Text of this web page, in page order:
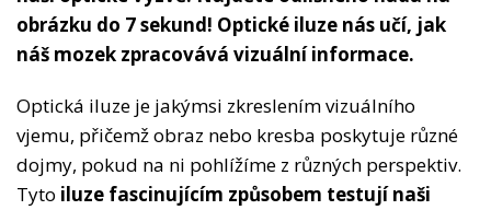
obrázku do 7 sekund! Optické iluze nás učí, jak
náš mozek zpracovává vizuální informace.
Optická iluze je jakýmsi zkreslením vizuálního
vjemu, přičemž obraz nebo kresba poskytuje různé
dojmy, pokud na ni pohlížíme z různých perspektiv.
Tyto iluze fascinujícím způsobem testují naši